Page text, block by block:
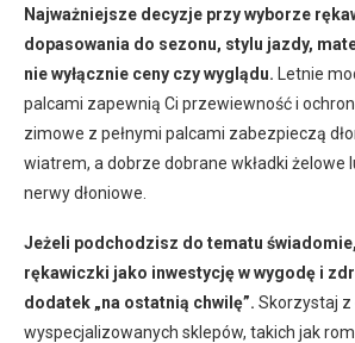
Najważniejsze decyzje przy wyborze
dopasowania do sezonu, stylu jazdy,
nie wyłącznie ceny czy wyglądu. Letnie
palcami zapewnią Ci przewiewność i
zimowe z pełnymi palcami zabezpieczą
wiatrem, a dobrze dobrane wkładki żelowe
nerwy dłoniowe.
Jeżeli podchodzisz do tematu
rękawiczki jako inwestycję w wygodę i
dodatek „na ostatnią chwilę”. Skorzystaj
wyspecjalizowanych sklepów, takich jak